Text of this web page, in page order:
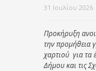
31 Ιουλίου 2026
Προκήρυξη
την προμήθεια
χαρτιού για τα
Δήμου και τις